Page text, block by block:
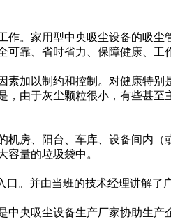
。家用型中央吸尘设备的吸
可靠、省时省力、保障健康、工
加以制约和控制。对健康特
由于灰尘颗粒很小，有些甚
房、阳台、车库、设备间内
量的垃圾袋中。
。并由当班的技术经理讲解了
央吸尘设备生产厂家协助生产